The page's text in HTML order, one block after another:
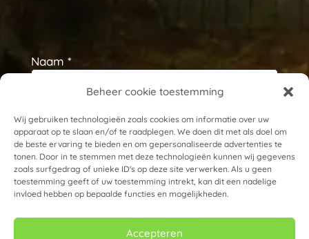
Beheer cookie toestemming
Wij gebruiken technologieën zoals cookies om informatie over uw
apparaat op te slaan en/of te raadplegen. We doen dit met als doel om
de beste ervaring te bieden en om gepersonaliseerde advertenties te
tonen. Door in te stemmen met deze technologieën kunnen wij gegevens
zoals surfgedrag of unieke ID's op deze site verwerken. Als u geen
toestemming geeft of uw toestemming intrekt, kan dit een nadelige
invloed hebben op bepaalde functies en mogelijkheden.
Accepteren
Naam *